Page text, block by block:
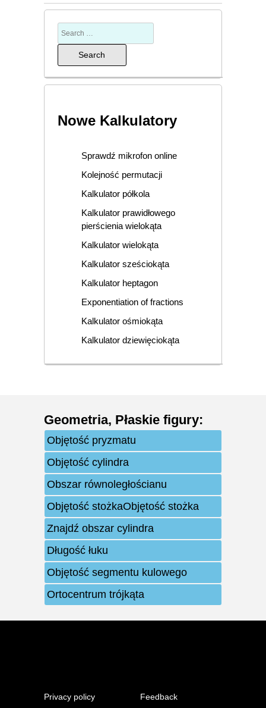
Nowe Kalkulatory
Sprawdź mikrofon online
Kolejność permutacji
Kalkulator półkola
Kalkulator prawidłowego
pierścienia wielokąta
Kalkulator wielokąta
Kalkulator sześciokąta
Kalkulator heptagon
Exponentiation of fractions
Kalkulator ośmiokąta
Kalkulator dziewięciokąta
Geometria, Płaskie figury:
Objętość pryzmatu
Objętość cylindra
Obszar równoległościanu
Objętość stożkaObjętość stożka
Znajdź obszar cylindra
Długość łuku
Objętość segmentu kulowego
Ortocentrum trójkąta
Privacy policy Feedback